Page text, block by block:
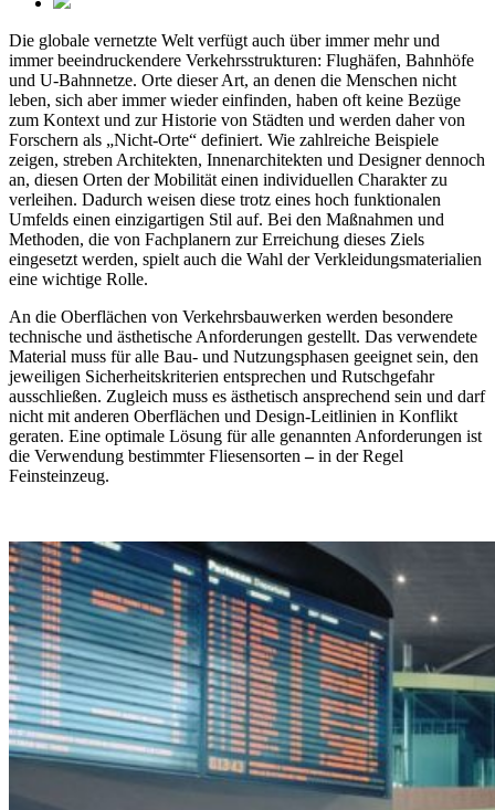
Die globale vernetzte Welt verfügt auch über immer mehr und
immer beeindruckendere Verkehrsstrukturen: Flughäfen, Bahnhöfe
und U-Bahnnetze. Orte dieser Art, an denen die Menschen nicht
leben, sich aber immer wieder einfinden, haben oft keine Bezüge
zum Kontext und zur Historie von Städten und werden daher von
Forschern als „Nicht-Orte“ definiert. Wie zahlreiche Beispiele
zeigen, streben Architekten, Innenarchitekten und Designer dennoch
an, diesen Orten der Mobilität einen individuellen Charakter zu
verleihen. Dadurch weisen diese trotz eines hoch funktionalen
Umfelds einen einzigartigen Stil auf. Bei den Maßnahmen und
Methoden, die von Fachplanern zur Erreichung dieses Ziels
eingesetzt werden, spielt auch die Wahl der Verkleidungsmaterialien
eine wichtige Rolle.
An die Oberflächen von Verkehrsbauwerken werden besondere
technische und ästhetische Anforderungen gestellt. Das verwendete
Material muss für alle Bau- und Nutzungsphasen geeignet sein, den
jeweiligen Sicherheitskriterien entsprechen und Rutschgefahr
ausschließen. Zugleich muss es ästhetisch ansprechend sein und darf
nicht mit anderen Oberflächen und Design-Leitlinien in Konflikt
geraten. Eine optimale Lösung für alle genannten Anforderungen ist
die Verwendung bestimmter Fliesensorten–in der Regel
Feinsteinzeug.